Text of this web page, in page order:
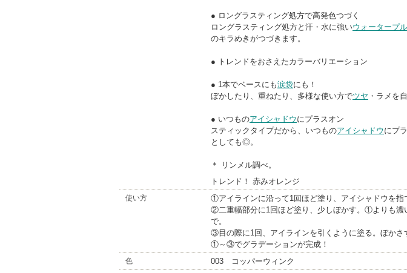
● ロングラスティング処方で高発色つづく
ロングラスティング処方と汗・水に強いウォータープ
のキラめきがつづきます。
● トレンドをおさえたカラーバリエーション
● 1本でベースにも涙袋にも！
ぼかしたり、重ねたり、多様な使い方でツヤ ・ラメを
● いつものアイシャドウ にプラスオン
スティックタイプだから、いつものアイシャドウ にプ
としても◎。
＊ リンメル調べ。
トレンド！ 赤みオレンジ
使い方
①アイラインに沿って1回ほど塗り、アイシャドウを指
②二重幅部分に1回ほど塗り、少しぼかす。①よりも濃
で。
③目の際に1回、アイラインを引くように塗る。ぼかさ
①～③でグラデーションが完成！
色 003 コッパーウィンク